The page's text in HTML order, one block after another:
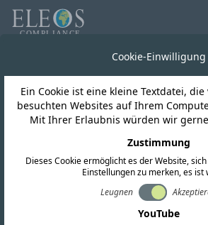
Marokko
CMIM-
Cookie-Einwilligung
Ein Cookie ist eine kleine Textdatei,
besuchten Websites auf Ihrem
Mit Ihrer Erlaubnis würden wir
Zustimmung
Dieses Cookie ermöglicht es der Website,
Einstellungen zu merken, es ist
Leugnen
YouTube